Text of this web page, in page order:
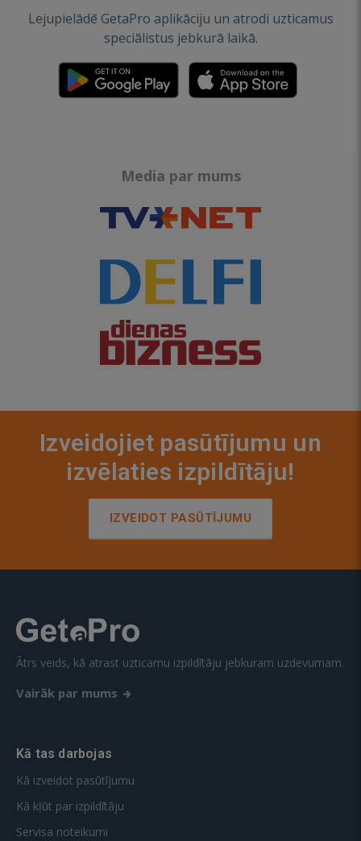
Lejupielādē GetaPro aplikāciju un atrodi uzticamus
speciālistus jebkurā laikā.
Media par mums
Izveidojiet pasūtījumu un
izvēlaties izpildītāju!
IZVEIDOT PASŪTĪJUMU
Ātrs veids, kā atrast uzticamu izpildītāju jebkuram uzdevumam.
Vairāk par mums
Kā tas darbojas
Kā izveidot pasūtījumu
Kā kļūt par izpildītāju
Servisa noteikumi